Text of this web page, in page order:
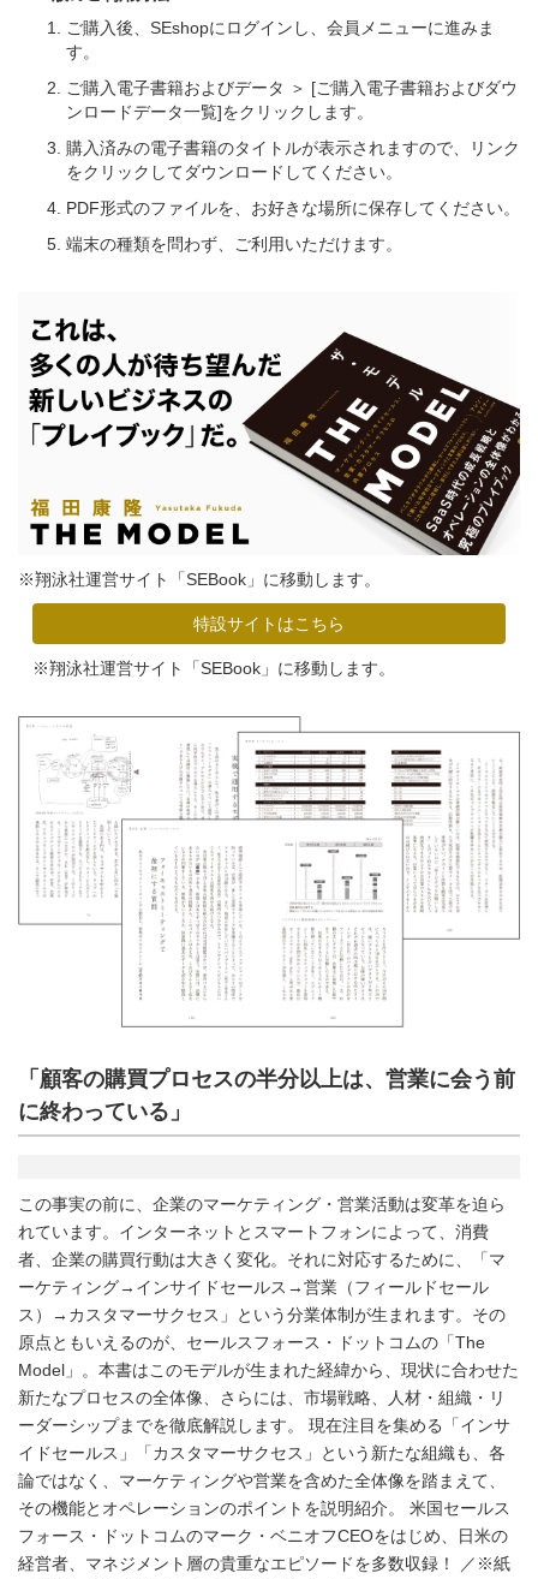
ご購入後、SEshopにログインし、会員メニューに進みま
す。
ご購入電子書籍およびデータ ＞ [ご購入電子書籍およびダウ
ンロードデータ一覧]をクリックします。
購入済みの電子書籍のタイトルが表示されますので、リンク
をクリックしてダウンロードしてください。
PDF形式のファイルを、お好きな場所に保存してください。
端末の種類を問わず、ご利用いただけます。
※翔泳社運営サイト「SEBook」に移動します。
特設サイトはこちら
※翔泳社運営サイト「SEBook」に移動します。
「顧客の購買プロセスの半分以上は、営業に会う前
に終わっている」
この事実の前に、企業のマーケティング・営業活動は変革を迫ら
れています。インターネットとスマートフォンによって、消費
者、企業の購買行動は大きく変化。それに対応するために、「マ
ーケティング→インサイドセールス→営業（フィールドセール
ス）→カスタマーサクセス」という分業体制が生まれます。その
原点ともいえるのが、セールスフォース・ドットコムの「The
Model」。本書はこのモデルが生まれた経緯から、現状に合わせた
新たなプロセスの全体像、さらには、市場戦略、人材・組織・リ
ーダーシップまでを徹底解説します。 現在注目を集める「インサ
イドセールス」「カスタマーサクセス」という新たな組織も、各
論ではなく、マーケティングや営業を含めた全体像を踏まえて、
その機能とオペレーションのポイントを説明紹介。 米国セールス
フォース・ドットコムのマーク・ベニオフCEOをはじめ、日米の
経営者、マネジメント層の貴重なエピソードを多数収録！ ／※紙